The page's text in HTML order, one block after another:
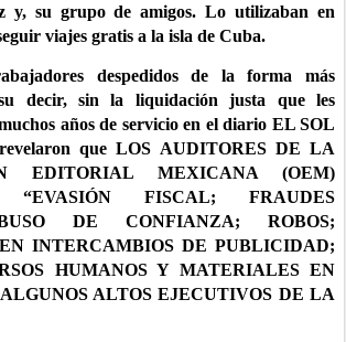
y, su grupo de amigos. Lo utilizaban en
viajes gratis a la isla de Cuba.
despedidos de la forma más
decir, sin la liquidación justa que les
años de servicio en el diario EL SOL
que LOS AUDITORES DE LA
EDITORIAL MEXICANA (OEM)
“EVASIÓN FISCAL; FRAUDES
DE CONFIANZA; ROBOS;
INTERCAMBIOS DE PUBLICIDAD;
HUMANOS Y MATERIALES EN
ALTOS EJECUTIVOS DE LA